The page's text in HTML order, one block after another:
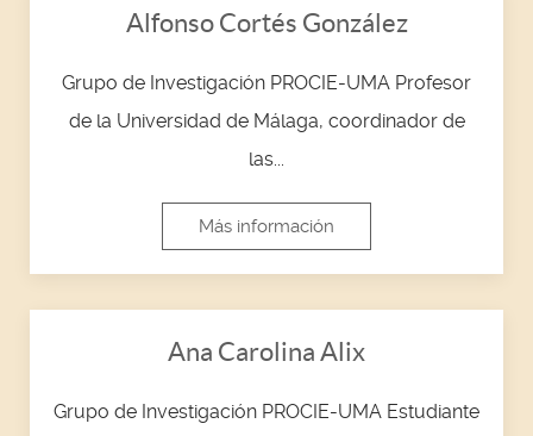
Alfonso Cortés González
Grupo de Investigación PROCIE-UMA Profesor
de la Universidad de Málaga, coordinador de
las...
Más información
Ana Carolina Alix
Grupo de Investigación PROCIE-UMA Estudiante